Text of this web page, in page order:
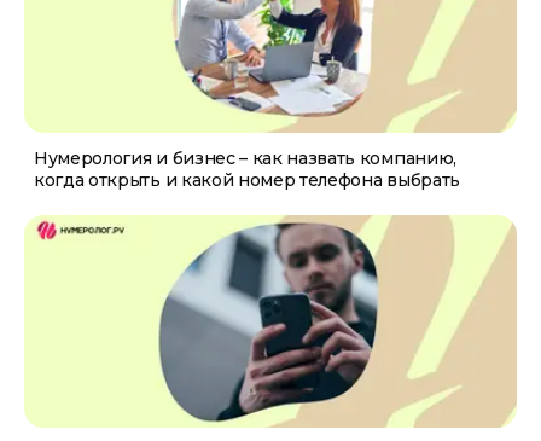
Нумерология и бизнес – как назвать компанию,
когда открыть и какой номер телефона выбрать